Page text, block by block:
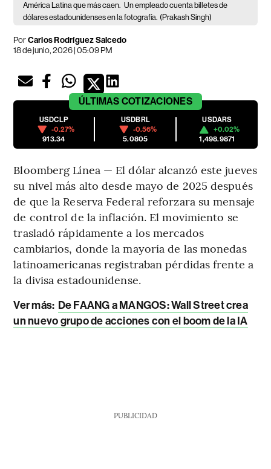
América Latina que más caen. Un empleado cuenta billetes de
dólares estadounidenses en la fotografía. (Prakash Singh)
PorCarlos Rodríguez Salcedo
18 de junio, 2026 | 05:09 PM
ÚLTIMAS COTIZACIONES
USDCLP
-0.27%
913.34
USDBRL
-0.56%
5.0805
USDARS
+0.02%
1,498.9871
Bloomberg Línea — El dólar alcanzó este jueves
su nivel más alto desde mayo de 2025 después
de que la Reserva Federal reforzara su mensaje
de control de la inflación. El movimiento se
trasladó rápidamente a los mercados
cambiarios, donde la mayoría de las monedas
latinoamericanas registraban pérdidas frente a
la divisa estadounidense.
Ver más: De FAANG a MANGOS: Wall Street crea
un nuevo grupo de acciones con el boom de la IA
PUBLICIDAD